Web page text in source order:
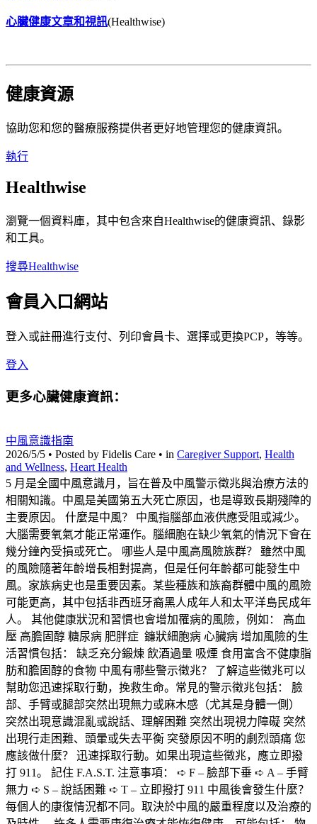
心臟健康文章和視訊(Healthwise)
健康資源
協助您和您的醫療服務提供者更好地管理您的健康資訊。
執行
Healthwise
瀏覽一個資料庫，其中包含來自Healthwise的健康資訊、錄影
和工具。
搜尋Healthwise
會員入口網站
登入或註冊進行支付、列印會員卡、選擇或更換PCP，等等。
登入
更多心臟健康資訊：
中風意識指南
2026/5/5 • Posted by Fidelis Care • in Caregiver Support, Health
and Wellness, Heart Health
5 月是全國中風意識月，旨在普及中風警示徵兆與治療方法的
相關知識。中風是美國第五大死亡原因，也是導致長期殘障的
主要原因。 什麼是中風？ 中風指腦部血液供應受阻或減少。
大腦需要氧氣才能正常運作。腦細胞在缺少氧氣的情況下會在
幾分鐘內受損或死亡。 哪些人是中風高風險族群？ 雖然中風
的風險隨著年齡增長相對提高，但是任何年齡都可能發生中
風。家族病史也是重要因素。某些種族和族裔群體中風的風險
可能更高，其中包括非西班牙裔黑人成年人和太平洋島民成年
人。 其他健康狀況和習慣也會增加罹病的風險，例如： 高血
壓 高膽固醇 糖尿病 肥胖症 鐮狀細胞病 心臟病 增加風險的生
活習慣包括： 缺乏充分鍛煉 飲酒過量 吸煙 食用富含不健康脂
肪和膽固醇的食物 中風有哪些警示徵兆？ 了解這些徵兆可以
幫助您迅速採取行動，挽救生命。常見的警示徵兆包括： 臉
部、手臂或腿部突然出現無力或麻木感（尤其是身體一側）
突然出現意識混亂或說話、理解困難 突然出現視力障礙 突然
出現行走困難、頭暈或失去平衡 突發原因不明的劇烈頭痛 您
應該做什麼？ 迅速採取行動。如果出現這些徵兆，應立即撥
打 911。 記住 F.A.S.T. 注意事項： ➪ F – 臉部下垂 ➪ A – 手臂
無力 ➪ S – 說話困難 ➪ T – 立即撥打 911 中風後會發生什麼？
每個人的康復情況都不同。取決於中風的嚴重程度以及治療的